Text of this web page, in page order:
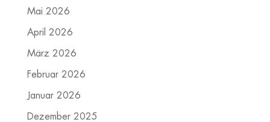
Mai 2026
April 2026
März 2026
Februar 2026
Januar 2026
Dezember 2025